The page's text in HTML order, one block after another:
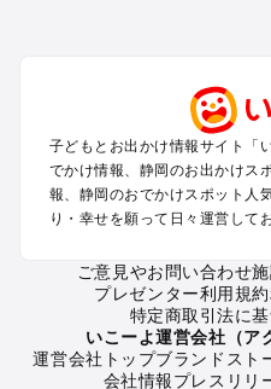
小田原・熱海・湯河原・真鶴の
中伊豆・西伊豆・南伊豆のプー
静岡・清水のプールお出かけ
三島・沼津のプールお出かけ
掛川・磐田・袋井のプールお出
大井川・寸又峡・川根のプー
静岡の定番お出かけスポッ
静岡の遊園地
子どもとお出かけ情報サイト「
でかけ情報、静岡のお出かけス
報、静岡のおでかけスポット人
り・幸せを願って日々運営して
ご意見やお問い合わせ
プレゼンター利用規約
特定商取引法に
いこーよ運営会社（ア
運営会社トップブランドスト
会社情報プレスリリ